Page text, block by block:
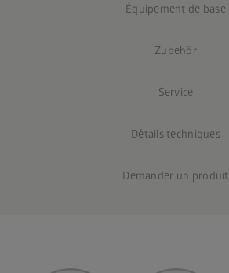
Équipement de base
Zubehör
Service
Détails techniques
Demander un produit